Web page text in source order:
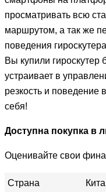
просматривать всю
маршрутом, а так же
поведения
Вы купили гироскутер
устраивает в
резкость и поведение
себя!
Доступна покупка в
Оценивайте свои
Страна